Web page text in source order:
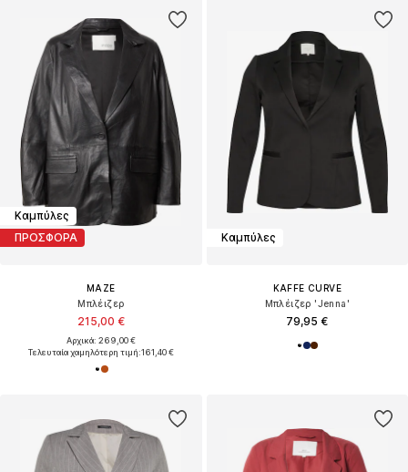
Καμπύλες
ΠΡΟΣΦΟΡΑ
MAZE
Μπλέιζερ
215,00 €
Αρχικά: 269,00 €
Τελευταία χαμηλότερη τιμή:161,40 €
Καμπύλες
KAFFE CURVE
Μπλέιζερ 'Jenna'
79,95 €